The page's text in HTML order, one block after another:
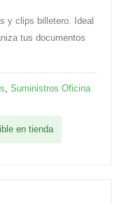
y clips billetero. Ideal
tus documentos
Suministros Oficina
en tienda